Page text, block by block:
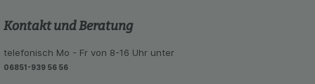
Kontakt und Beratung
telefonisch Mo - Fr von 8-16 Uhr unter
06851-939 56 56